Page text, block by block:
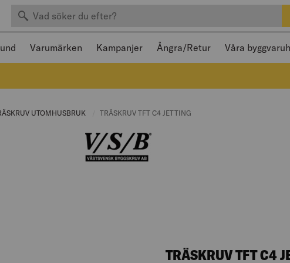
Sök efter produkter
och stängas med Escape
Varumärken Kampanjer Ångra/Retur Våra
PAGE:UTOMHUSBRUK CURRENT PAGE:
CURRENT PAGE:
TRÄSKRUV TFT C4 JETTING
TRÄSKRUV TFT C4